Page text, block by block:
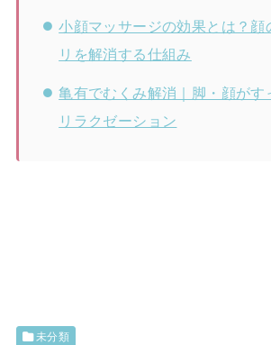
小顔マッサージの効果とは？顔
リを解消する仕組み
亀有でむくみ解消｜脚・顔がす
リラクゼーション
未分類